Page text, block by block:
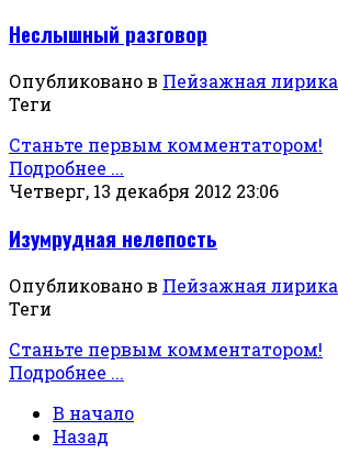
Неслышный разговор
Опубликовано в Пейзажная лирика
Теги
Станьте первым комментатором!
Подробнее ...
Четверг, 13 декабря 2012 23:06
Изумрудная нелепость
Опубликовано в Пейзажная лирика
Теги
Станьте первым комментатором!
Подробнее ...
В начало
Назад